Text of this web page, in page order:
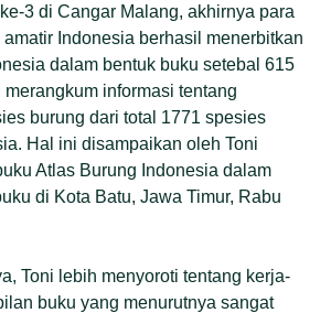
3 di Cangar Malang, akhirnya para
Indonesia berhasil menerbitkan
dalam bentuk buku setebal 615
merangkum informasi tentang
burung dari total 1771 spesies
Hal ini disampaikan oleh Toni
Atlas Burung Indonesia dalam
di Kota Batu, Jawa Timur, Rabu
Toni lebih menyoroti tentang kerja-
buku yang menurutnya sangat